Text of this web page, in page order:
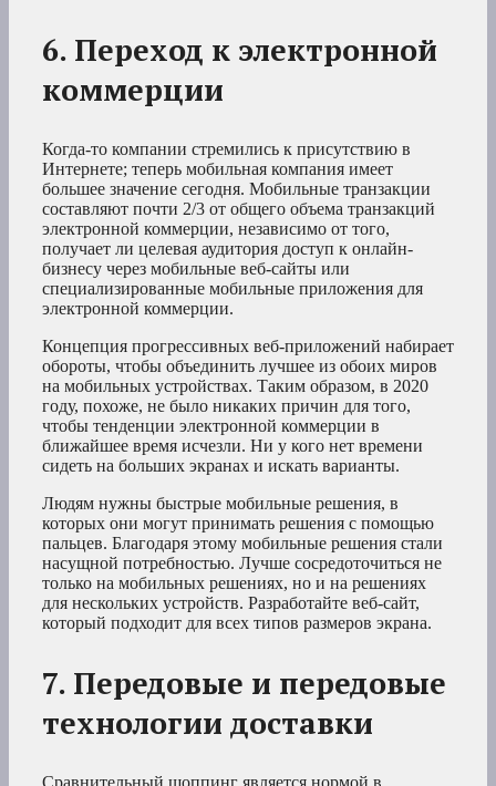
6. Переход к электронной
коммерции
Когда-то компании стремились к присутствию в
Интернете; теперь мобильная компания имеет
большее значение сегодня. Мобильные транзакции
составляют почти 2/3 от общего объема транзакций
электронной коммерции, независимо от того,
получает ли целевая аудитория доступ к онлайн-
бизнесу через мобильные веб-сайты или
специализированные мобильные приложения для
электронной коммерции.
Концепция прогрессивных веб-приложений набирает
обороты, чтобы объединить лучшее из обоих миров
на мобильных устройствах. Таким образом, в 2020
году, похоже, не было никаких причин для того,
чтобы тенденции электронной коммерции в
ближайшее время исчезли. Ни у кого нет времени
сидеть на больших экранах и искать варианты.
Людям нужны быстрые мобильные решения, в
которых они могут принимать решения с помощью
пальцев. Благодаря этому мобильные решения стали
насущной потребностью. Лучше сосредоточиться не
только на мобильных решениях, но и на решениях
для нескольких устройств. Разработайте веб-сайт,
который подходит для всех типов размеров экрана.
7. Передовые и передовые
технологии доставки
Сравнительный шоппинг является нормой в